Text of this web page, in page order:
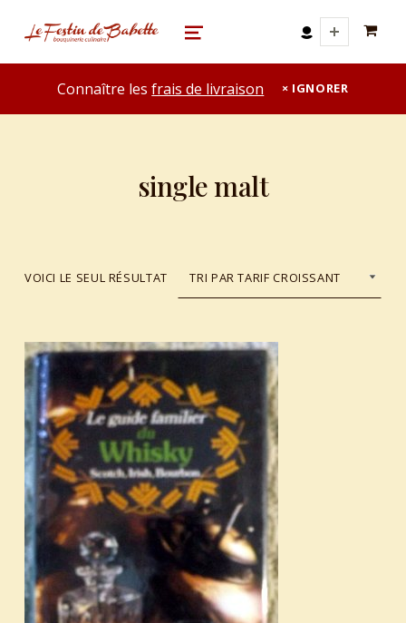
le festin de babette
"LE FESTIN DE BABETTE" – BOUQUINERIE GASTRONOMIQUE MENU
Connaître lesfrais de livraison IGNORER
single malt
VOICI LE SEUL RÉSULTAT
List of products